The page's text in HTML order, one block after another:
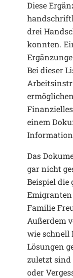
Diese
drei
konnten.
Bei dieser
einem
Das
gar nicht
Beispiel die
Familie
Außerdem
wie schnell
Lösungen
zuletzt sind
oder